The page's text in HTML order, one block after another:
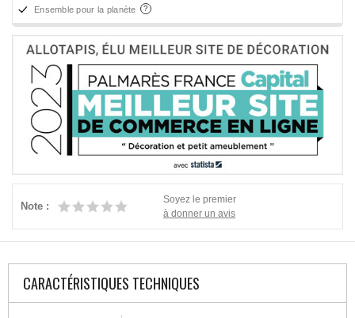
Ensemble pour la planète
Note :
Soyez le premier
à donner un avis
CARACTÉRISTIQUES TECHNIQUES